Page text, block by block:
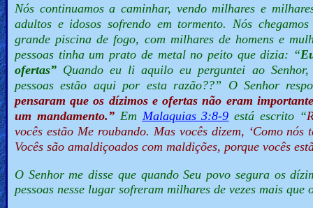
Nós continuamos a caminhar, vendo milhares e
adultos e idosos sofrendo em tormento. Nós
grande piscina de fogo, com milhares de homens e
pessoas tinha um prato de metal no peito que dizia: “
ofertas” Quando eu li aquilo eu perguntei ao
pessoas estão aqui por esta razão??” O Senhor
pensaram que os dízimos e ofertas não eram
um mandamento.” Em Malaquias 3:8-9 está escrito “
vocês estão Me roubando. Mas vocês dizem, ‘Como nós
Vocês são amaldiçoados com maldições, porque vocês
O Senhor me disse que quando Seu povo segura os
pessoas nesse lugar sofreram milhares de vezes mais